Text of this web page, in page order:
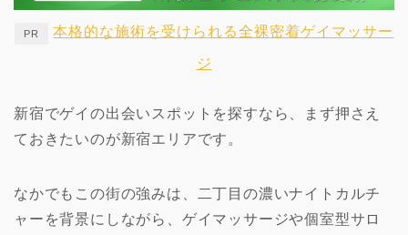
PR 本格的な施術を受けられる全裸密着ゲイマッサー
ジ
新宿でゲイの出会いスポットを探すなら、まず押さえ
ておきたいのが新宿エリアです。
なかでもこの街の強みは、二丁目の濃いナイトカルチ
ャーを背景にしながら、ゲイマッサージや個室型サロ